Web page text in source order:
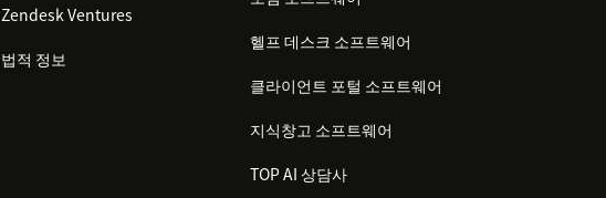
Zendesk Ventures
법적 정보
헬프 데스크 소프트웨어
클라이언트 포털 소프트웨어
지식창고 소프트웨어
TOP AI 상담사